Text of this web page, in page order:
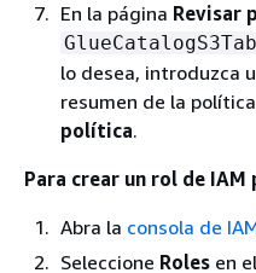
En la página Revisar
lo desea, introduzca
resumen de la
política.
Para crear un rol de
Abra la consola de
Seleccione Roles en